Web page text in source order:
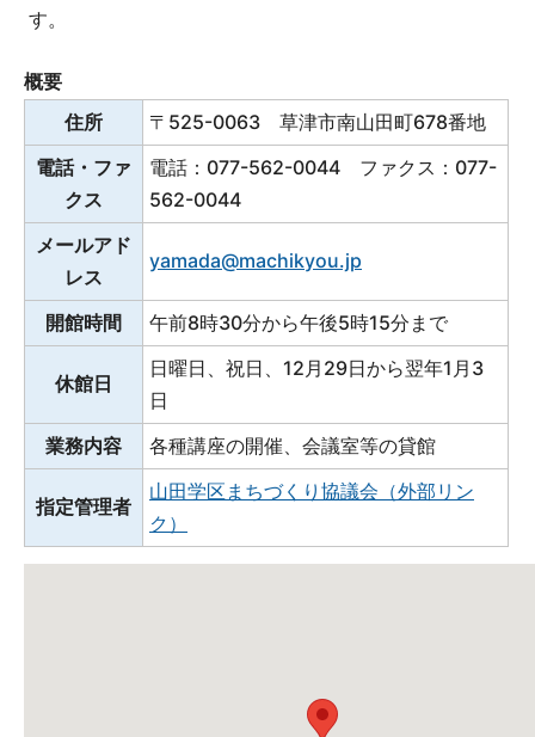
す。
概要
住所
〒525-0063 草津市南山田町678番地
電話・ファ
クス
電話：077-562-0044 ファクス：077-
562-0044
メールアド
レス
yamada@machikyou.jp
開館時間 午前8時30分から午後5時15分まで
休館日
日曜日、祝日、12月29日から翌年1月3
日
業務内容
各種講座の開催、会議室等の貸館
指定管理者
山田学区まちづくり協議会（外部リン
ク）